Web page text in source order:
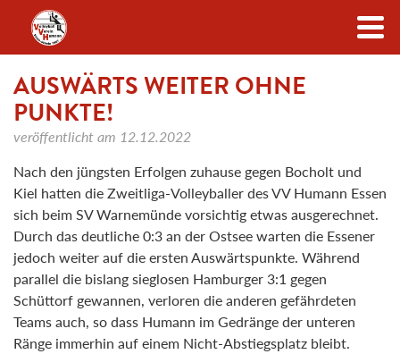
Zum Inhalt
AUSWÄRTS WEITER OHNE
PUNKTE!
veröffentlicht am 12.12.2022
Nach den jüngsten Erfolgen zuhause gegen Bocholt und
Kiel hatten die Zweitliga-Volleyballer des VV Humann Essen
sich beim SV Warnemünde vorsichtig etwas ausgerechnet.
Durch das deutliche 0:3 an der Ostsee warten die Essener
jedoch weiter auf die ersten Auswärtspunkte. Während
parallel die bislang sieglosen Hamburger 3:1 gegen
Schüttorf gewannen, verloren die anderen gefährdeten
Teams auch, so dass Humann im Gedränge der unteren
Ränge immerhin auf einem Nicht-Abstiegsplatz bleibt.